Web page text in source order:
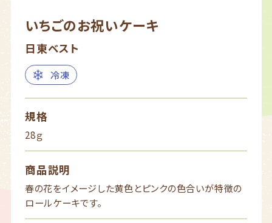
いちごのお祝いケーキ
日東ベスト
冷凍
規格
28ｇ
商品説明
春の花をイメージした黄色とピンクの色合いが特徴の
ロールケーキです。